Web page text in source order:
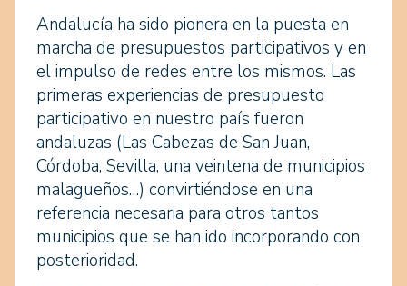
Andalucía ha sido pionera en la puesta en
marcha de presupuestos participativos y en
el impulso de redes entre los mismos. Las
primeras experiencias de presupuesto
participativo en nuestro país fueron
andaluzas (Las Cabezas de San Juan,
Córdoba, Sevilla, una veintena de municipios
malagueños…) convirtiéndose en una
referencia necesaria para otros tantos
municipios que se han ido incorporando con
posterioridad.